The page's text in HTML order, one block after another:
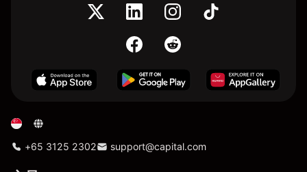
+65 3125 2302 support@capital.com